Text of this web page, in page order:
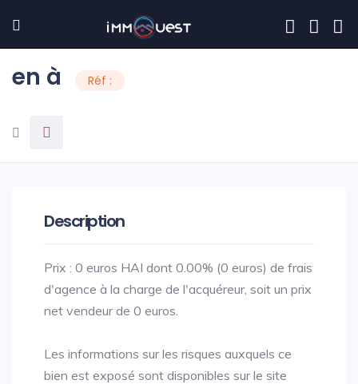
en à Réf :
Description
Prix : 0 euros HAI dont 0.00% (0 euros) de frais
d'agence à la charge de l'acquéreur, soit un prix
net vendeur de 0 euros.
Les informations sur les risques auxquels ce
bien est exposé sont disponibles sur le site